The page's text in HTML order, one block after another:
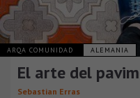
ARQA COMUNIDAD ALEMANIA
El arte del
Sebastian Erras